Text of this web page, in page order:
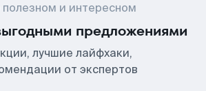
и интересном
предложениями
лучшие лайфхаки,
от экспертов